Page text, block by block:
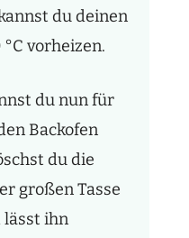
du deinen
°C vorheizen.
du nun für
Backofen
du die
großen Tasse
lässt ihn